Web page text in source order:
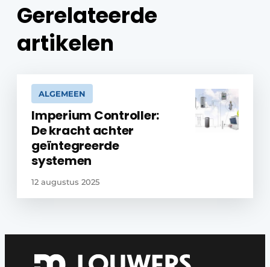
Gerelateerde
artikelen
ALGEMEEN
Imperium Controller:
De kracht achter
geïntegreerde
systemen
12 augustus 2025